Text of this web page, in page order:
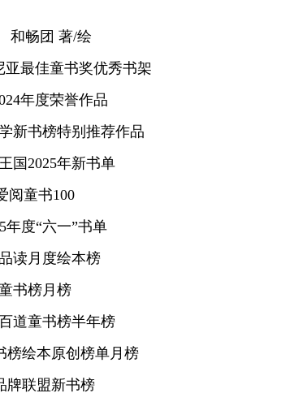
和畅团 著/绘
最佳童书奖优秀书架
年度荣誉作品
新书榜特别推荐作品
国2025年新书单
阅童书100
度“六一”书单
读月度绘本榜
书榜月榜
道童书榜半年榜
绘本原创榜单月榜
联盟新书榜